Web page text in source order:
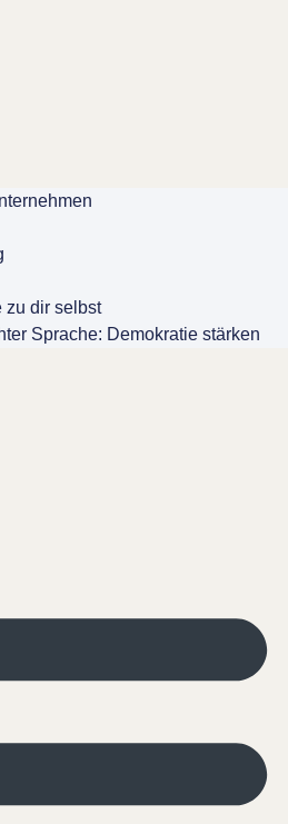
zu dir selbst
Sprache: Demokratie stärken